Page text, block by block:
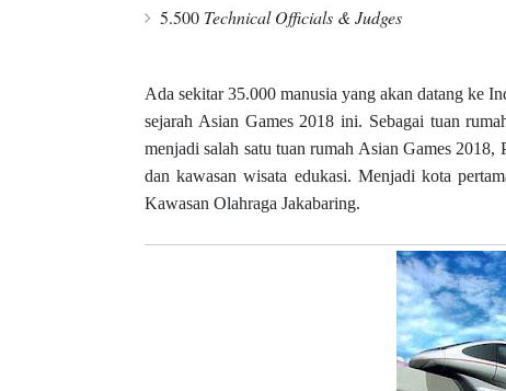
5.500 Technical Officials & Judges
Ada sekitar 35.000 manusia yang akan datang ke
sejarah Asian Games 2018 ini. Sebagai tuan
menjadi salah satu tuan rumah Asian Games
dan kawasan wisata edukasi. Menjadi kota
Kawasan Olahraga Jakabaring.